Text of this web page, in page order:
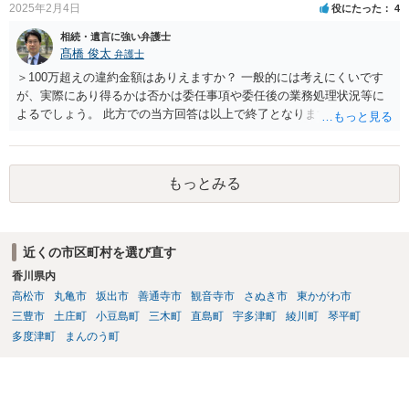
2025年2月4日 役にたった 4
相続・遺言に強い弁護士
髙橋 俊太 弁護士
＞100万超えの違約金額はありえますか？ 一般的には考えにくいです
が、実際にあり得るかは否かは委任事項や委任後の業務処理状況等に
よるでしょう。 此方での当方回答は以上で終了となりますが、参考に
もっとみる
近くの市区町村を選び直す
香川県内
高松市
丸亀市 坂出市 善通寺市 観音寺市 さぬき市
東かがわ市
三豊市
土庄町 小豆島町 三木町 直島町 宇多津町 綾川町
琴平町
多度津町
まんのう町